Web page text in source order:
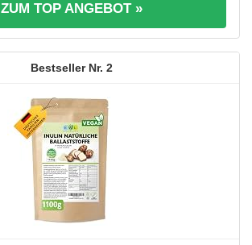
ZUM TOP ANGEBOT »
2